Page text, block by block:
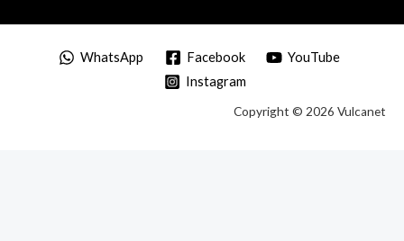
WhatsApp Facebook
YouTube
Instagram
Copyright © 2026 Vulcanet